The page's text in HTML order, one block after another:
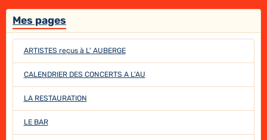
Mes pages
ARTISTES reçus à L' AUBERGE
CALENDRIER DES CONCERTS A L'AU
LA RESTAURATION
LE BAR